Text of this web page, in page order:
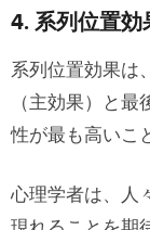
4. 系列位置
系列位置効果は
（主効果）と
性が最も高いこ
心理学者は、人